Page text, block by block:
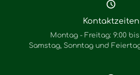
Kontaktzeiten
Montag - Freitag: 9:00 bis
Samstag, Sonntag und